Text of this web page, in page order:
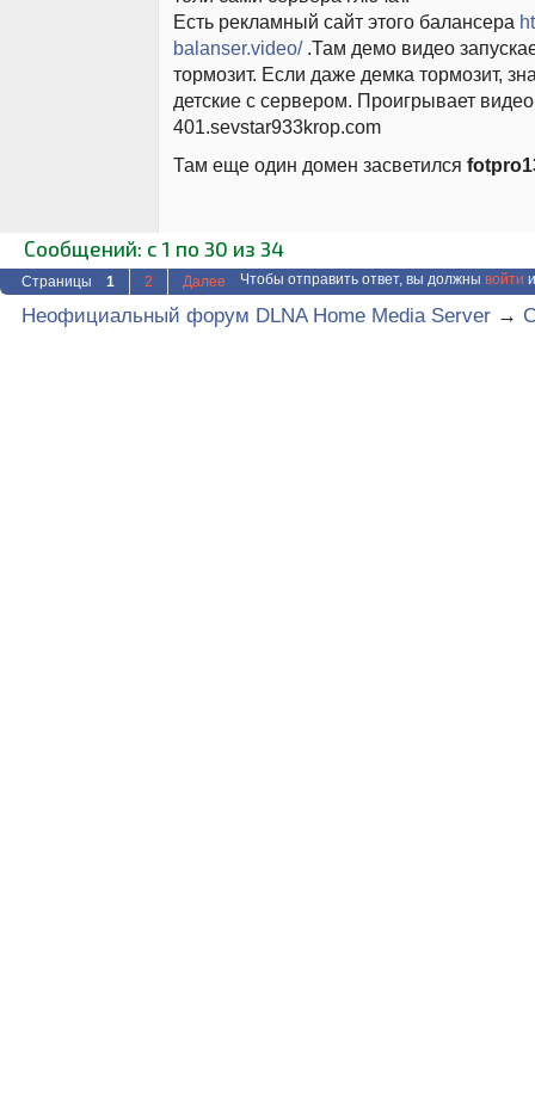
Есть рекламный сайт этого балансера
balanser.video/.Там демо видео
тормозит. Если даже демка тормозит,
детские с сервером. Проигрывает
401.sevstar933krop.com
Там еще один домен засветился
Сообщений: с 1 по 30 из 34
Страницы 1 2 Далее Чтобы отправить ответ, вы должны войти
Неофициальный форум DLNA Home Media Server →